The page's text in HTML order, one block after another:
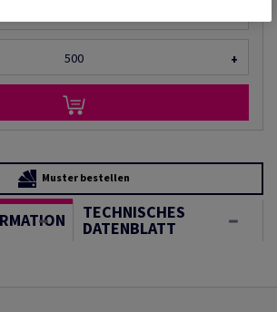
+
Muster bestellen
TECHNISCHES
DATENBLATT